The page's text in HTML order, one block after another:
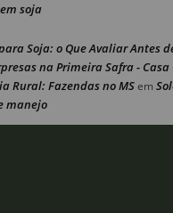
soja
Soja: o Que Avaliar Antes
na Primeira Safra - Casa
Rural: Fazendas no MSem
manejo